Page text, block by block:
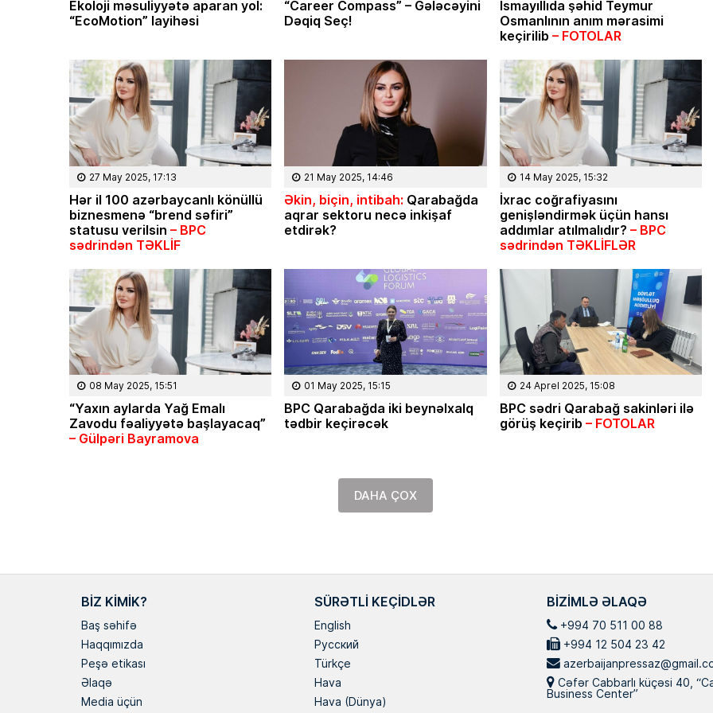
Ekoloji məsuliyyətə aparan yol:
“EcoMotion” layihəsi
“Career Compass” – Gələcəyini
Dəqiq Seç!
İsmayıllıda şəhid Teymur
Osmanlının anım mərasimi
keçirilib – FOTOLAR
27 May 2025, 17:13
Hər il 100 azərbaycanlı könüllü
biznesmenə “brend səfiri”
statusu verilsin – BPC
sədrindən TƏKLİF
21 May 2025, 14:46
Əkin, biçin, intibah: Qarabağda
aqrar sektoru necə inkişaf
etdirək?
14 May 2025, 15:32
İxrac coğrafiyasını
genişləndirmək üçün hansı
addımlar atılmalıdır? – BPC
sədrindən TƏKLİFLƏR
08 May 2025, 15:51
“Yaxın aylarda Yağ Emalı
Zavodu fəaliyyətə başlayacaq”
– Gülpəri Bayramova
01 May 2025, 15:15
BPC Qarabağda iki beynəlxalq
tədbir keçirəcək
24 Aprel 2025, 15:08
BPC sədri Qarabağ sakinləri ilə
görüş keçirib – FOTOLAR
DAHA ÇOX
08 Fevral 2024,
Rəsmiyyə Sabir
Ayıq Səmədovun
təqdimatında
Masallı rayonunun Ərkivan
anadan olub. Memarlıq və
Universitetini iqtisadçı-
üzrə bitirib. İqtisad elmləri
Hazırda Elm və […]
BIZ KIMIK?
Baş səhifə
Haqqımızda
Peşə etikası
Əlaqə
Media üçün
SÜRƏTLI KEÇIDLƏR
English
Русский
Türkçe
Hava
Hava (Dünya)
BIZIMLƏ ƏLAQƏ
+994 70 511 00 88
+994 12 504 23 42
Cəfər Cabbarlı küçəsi 40,
Business Center”